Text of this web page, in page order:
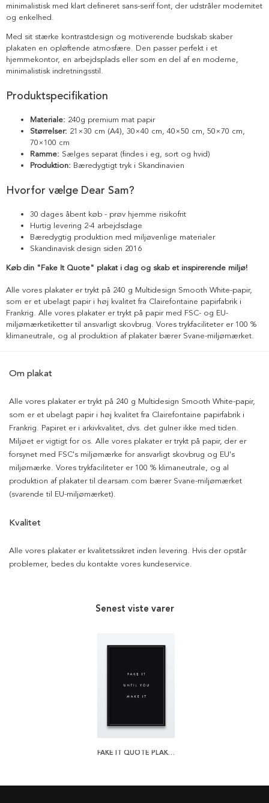
minimalistisk med klart defineret sans-serif font, der udstråler modernitet
og enkelhed.
Med sit stærke kontrastdesign og motiverende budskab skaber
plakaten en opløftende atmosfære. Den passer perfekt i et
hjemmekontor, en arbejdsplads eller som en del af en moderne,
minimalistisk indretningsstil.
Produktspecifikation
Materiale: 240g premium mat papir
Størrelser: 21×30 cm (A4), 30×40 cm, 40×50 cm, 50×70 cm,
70×100 cm
Ramme: Sælges separat (findes i eg, sort og hvid)
Produktion: Bæredygtigt tryk i Skandinavien
Hvorfor vælge Dear Sam?
30 dages åbent køb - prøv hjemme risikofrit
Hurtig levering 2-4 arbejdsdage
Bæredygtig produktion med miljøvenlige materialer
Skandinavisk design siden 2016
Køb din "Fake It Quote" plakat i dag og skab et inspirerende miljø!
Alle vores plakater er trykt på 240 g Multidesign Smooth White-papir,
som er et ubelagt papir i høj kvalitet fra Clairefontaine papirfabrik i
Frankrig. Alle vores plakater er trykt på papir med FSC- og EU-
miljømærketiketter til ansvarligt skovbrug. Vores trykfaciliteter er 100 %
klimaneutrale, og al produktion af plakater bærer Svane-miljømærket.
Om plakat
Alle vores plakater er trykt på 240 g Multidesign Smooth White-papir,
som er et ubelagt papir i høj kvalitet fra Clairefontaine papirfabrik i
Frankrig. Papiret er i arkivkvalitet, dvs. det gulner ikke med tiden.
Miljøet er vigtigt for os. Alle vores plakater er trykt på papir, der er
forsynet med FSC's miljømærke for ansvarligt skovbrug og EU's
miljømærke. Vores trykfaciliteter er 100 % klimaneutrale, og al
produktion af plakater til dearsam.com bærer Svane-miljømærket
(svarende til EU-miljømærket).
Kvalitet
Alle vores plakater er kvalitetssikret inden levering. Hvis der opstår
problemer, bedes du kontakte vores kundeservice.
Senest viste varer
FAKE IT QUOTE PLAKAT